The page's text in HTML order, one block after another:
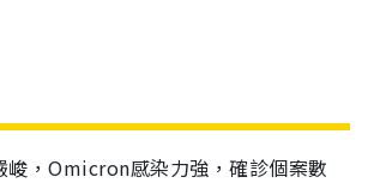
峻，Omicron感染力強，確診個案數